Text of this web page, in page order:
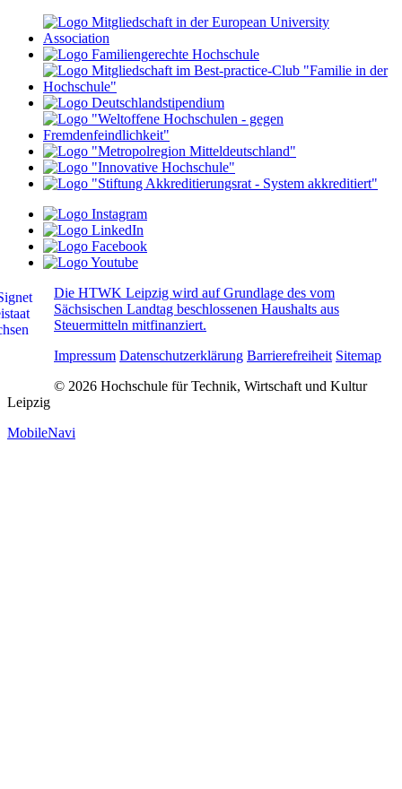
Die HTWK Leipzig wird auf Grundlage des vom
Sächsischen Landtag beschlossenen Haushalts aus
Steuermitteln mitfinanziert.
Impressum Datenschutzerklärung Barrierefreiheit Sitemap
© 2026 Hochschule für Technik, Wirtschaft und Kultur
Leipzig
MobileNavi